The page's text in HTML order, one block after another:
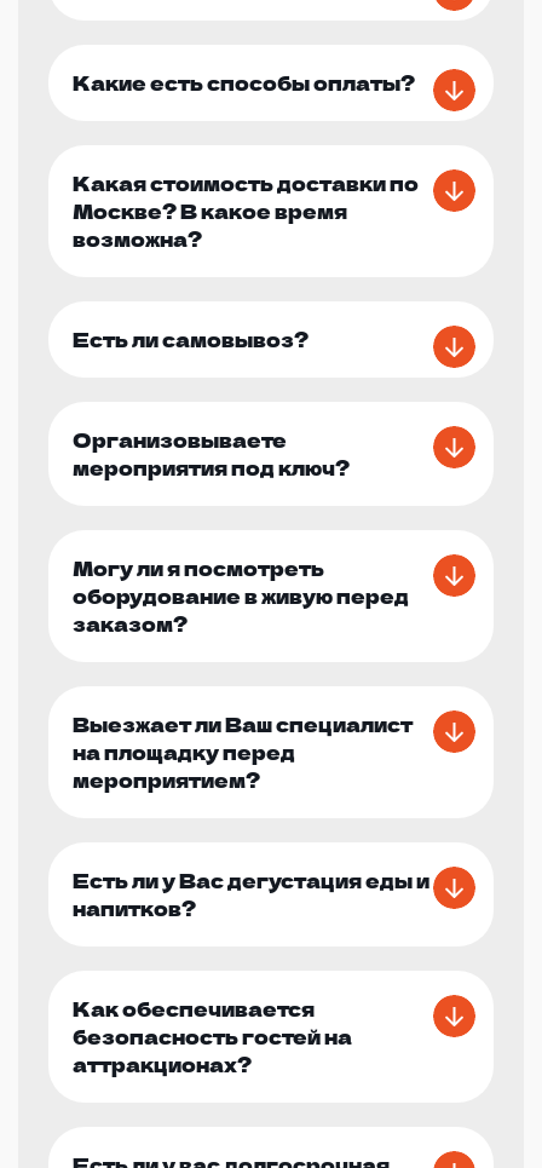
Какие есть способы оплаты?
Какая стоимость доставки по
Москве? В какое время
возможна?
Есть ли самовывоз?
Организовываете
мероприятия под ключ?
Могу ли я посмотреть
оборудование в живую перед
заказом?
Выезжает ли Ваш специалист
на площадку перед
мероприятием?
Есть ли у Вас дегустация еды и
напитков?
Как обеспечивается
безопасность гостей на
аттракционах?